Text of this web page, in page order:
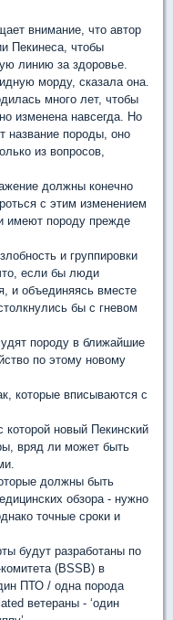
внимание, что автор
Пекинеса, чтобы
линию за здоровье.
морду, сказала она.
много лет, чтобы
изменена навсегда. Но
название породы, оно
из вопросов,
должны конечно
с этим изменением
имеют породу прежде
и группировки
если бы люди
и объединяясь вместе
бы с гневом
породу в ближайшие
по этому новому
которые вписываются с
новый Пекинский
вряд ли может быть
должны быть
обзора - нужно
точные сроки и
будут разработаны по
(BSSB) в
ПТО / одна порода
ветераны - ‘один